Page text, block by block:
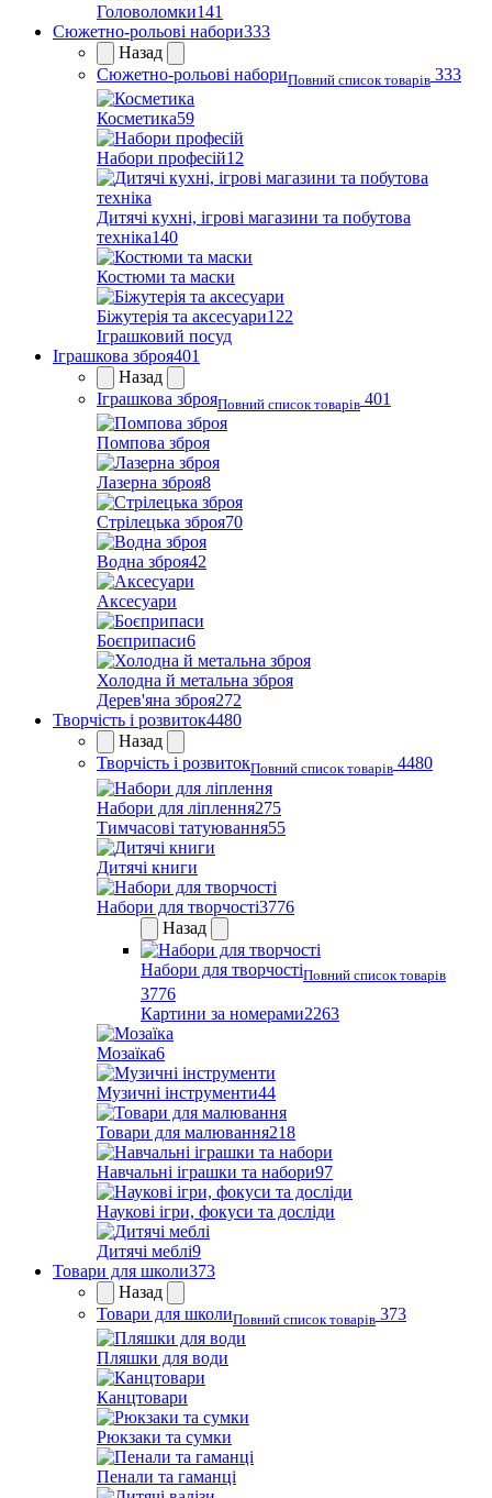
Головоломки141
Сюжетно-рольові набори333
Назад
Сюжетно-рольові набориПовний список товарів 333
Косметика59
Набори професій12
Дитячі кухні, ігрові магазини та побутова
техніка140
Костюми та маски
Біжутерія та аксесуари122
Іграшковий посуд
Іграшкова зброя401
Назад
Іграшкова зброяПовний список товарів 401
Помпова зброя
Лазерна зброя8
Стрілецька зброя70
Водна зброя42
Аксесуари
Боєприпаси6
Холодна й метальна зброя
Дерев'яна зброя272
Творчість і розвиток4480
Назад
Творчість і розвитокПовний список товарів 4480
Набори для ліплення275
Тимчасові татуювання55
Дитячі книги
Набори для творчості3776
Назад
Набори для творчостіПовний список товарів
3776
Картини за номерами2263
Мозаїка6
Музичні інструменти44
Товари для малювання218
Навчальні іграшки та набори97
Наукові ігри, фокуси та досліди
Дитячі меблі9
Товари для школи373
Назад
Товари для школиПовний список товарів 373
Пляшки для води
Канцтовари
Рюкзаки та сумки
Пенали та гаманці